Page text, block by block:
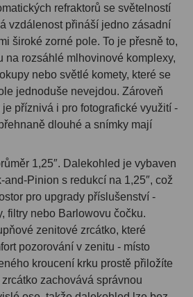
refraktorů se světelností
vzdálenost přináší jedno zásadní
široké zorné pole. To je přesně to,
na rozsáhlé mlhovinové komplexy,
nebo světlé komety, které se
jednoduše nevejdou. Zároveň
příznivá i pro fotografické využití -
dlouhé a snímky mají
1,25″. Dalekohled je vybaven
and-Pinion s redukcí na 1,25″, což
pro upgrady příslušenství -
filtry nebo Barlowovu čočku.
zenitové zrcátko, které
pozorování v zenitu - místo
kroucení krku prostě přiložíte
zachovává správnou